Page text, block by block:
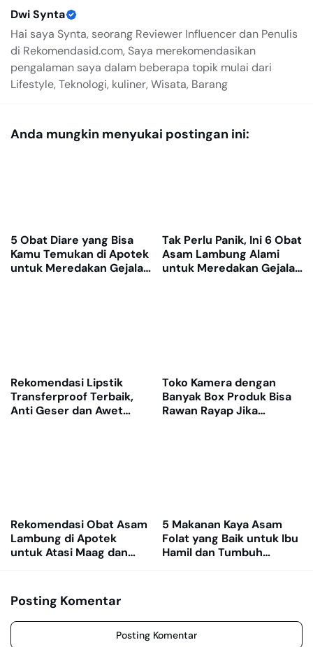
Dwi Synta
Hai saya Synta, seorang Reviewer Influencer dan Penulis
di Rekomendasid.com, Saya merekomendasikan
pengalaman saya dalam beberapa topik mulai dari
Lifestyle, Teknologi, kuliner, Wisata, Barang
Anda mungkin menyukai postingan ini:
5 Obat Diare yang Bisa
Kamu Temukan di Apotek
untuk Meredakan Gejala
Tak Perlu Panik, Ini 6 Obat
Asam Lambung Alami
untuk Meredakan Gejala
Rekomendasi Lipstik
Transferproof Terbaik,
Anti Geser dan Awet
Toko Kamera dengan
Banyak Box Produk Bisa
Rawan Rayap Jika
Rekomendasi Obat Asam
Lambung di Apotek
untuk Atasi Maag dan
5 Makanan Kaya Asam
Folat yang Baik untuk Ibu
Hamil dan Tumbuh
Posting Komentar
Posting Komentar